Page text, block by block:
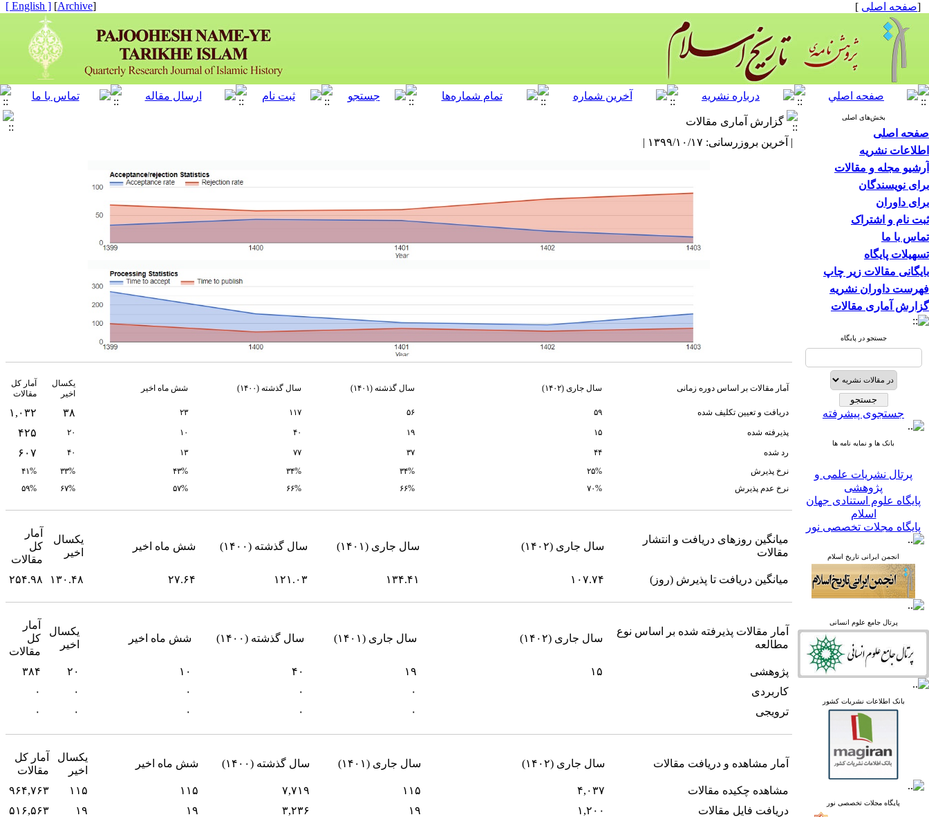
[صفحه اصلی ]
[
Archive
]
[ English ]
بخش‌های اصلی
صفحه اصلی
اطلاعات نشریه
آرشیو مجله و مقالات
برای نویسندگان
برای داوران
ثبت نام و اشتراک
تماس با ما
تسهیلات پایگاه
بایگانی مقالات زیر چاپ
فهرست داوران نشریه
گزارش آماری مقالات
جستجو در پایگاه
جستجوی پیشرفته
بانک ها و نمایه نامه ها
پژوهشی
پایگاه علوم استنادی جهان
اسلام
پایگاه مجلات تخصصی نور
پایگاه مرکز اطلاعات جهاد
پرتال جامع علوم انسانی
بانک اطلاعات نشریات
کشور
google scholar
linked in
Academia
پرتال نشریات علمی و
پژوهشی
پایگاه علوم استنادی جهان
اسلام
پایگاه مجلات تخصصی نور
پایگاه مرکز اطلاعات جهاد
پرتال جامع علوم انسانی
بانک اطلاعات نشریات
انجمن ایرانی تاریخ اسلام
پرتال جامع علوم انسانی
بانک اطلاعات نشریات کشور
پایگاه مجلات تخصصی نور
گزارش آماری مقالات
| آخرین بروزرسانی: ۱۳۹۹/۱۰/۱۷ |
آمار مقالات بر اساس دوره زمانی سال جاری (۱۴۰۲) سال گذشته (۱۴۰۱) سال گذشته (۱۴۰۰) شش ماه اخیر
یکسال
اخیر
آمار کل
مقالات
دریافت و تعیین تکلیف شده
۵۹ ۵۶ ۱۱۷ ۲۳ ۳۸ ۱,۰۳۲
پذیرفته شده ۱۵ ۱۹ ۴۰ ۱۰ ۲۰ ۴۲۵
رد شده ۴۴ ۳۷ ۷۷ ۱۳ ۴۰ ۶۰۷
نرخ پذیرش ۲۵% ۳۴% ۳۴% ۴۳% ۳۳%
۴۱%
نرخ عدم پذیرش
۷۰% ۶۶% ۶۶% ۵۷% ۶۷% ۵۹%
میانگین روزهای دریافت و انتشار
مقالات
سال جاری (۱۴۰۲) سال جاری (۱۴۰۱) سال گذشته (۱۴۰۰) شش ماه اخیر
یکسال
اخیر
آمار
کل
مقالات
میانگین دریافت تا پذیرش (روز)
۱۰۷.۷۴ ۱۳۴.۴۱ ۱۲۱.۰۳ ۲۷.۶۴ ۱۳۰.۴۸ ۲۵۴.۹۸
آمار مقالات پذیرفته شده بر اساس نوع
مطالعه
سال جاری (۱۴۰۲) سال جاری (۱۴۰۱) سال گذشته (۱۴۰۰) شش ماه اخیر
یکسال
اخیر
آمار
کل
مقالات
پژوهشی
۱۵ ۱۹ ۴۰ ۱۰ ۲۰
۳۸۴
کاربردی
۰ ۰ ۰ ۰
۰
ترویجی
۰ ۰ ۰ ۰ ۰
آمار مشاهده و دریافت مقالات سال جاری (۱۴۰۲) سال جاری (۱۴۰۱) سال گذشته (۱۴۰۰) شش ماه اخیر
یکسال
اخیر
آمار کل
مقالات
مشاهده چکیده مقالات
۴,۰۳۷ ۱۱۵ ۷,۷۱۹ ۱۱۵ ۱۱۵
۹۶۴,۷۶۳
دریافت فایل مقالات
۱,۲۰۰ ۱۹ ۳,۲۳۶ ۱۹ ۱۹ ۵۱۶,۵۶۳